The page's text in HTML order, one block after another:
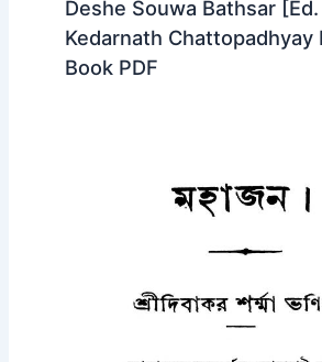
Deshe Souwa Bathsar
Kedarnath Chattopadhyay
Book PDF